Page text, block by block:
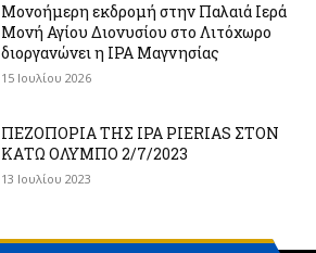
Μονοήμερη εκδρομή στην Παλαιά Ιερά
Μονή Αγίου Διονυσίου στο Λιτόχωρο
διοργανώνει η IPA Μαγνησίας
15 Ιουλίου 2026
ΠΕΖΟΠΟΡΙΑ ΤΗΣ IPA PIERIAS ΣΤΟΝ
ΚΑΤΩ ΟΛΥΜΠΟ 2/7/2023
13 Ιουλίου 2023